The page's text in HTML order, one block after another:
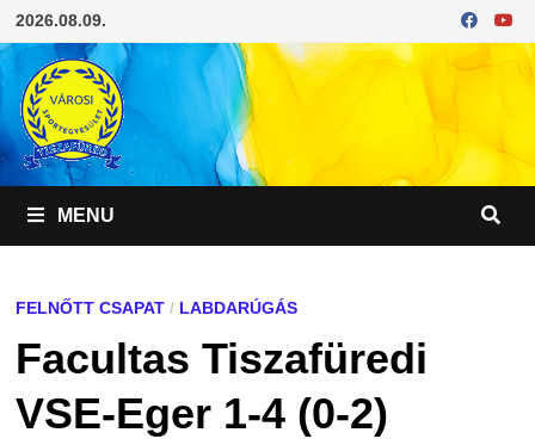
Skip
to
content
2026.08.09.
MENU
FELNŐTT CSAPAT/ LABDARÚGÁS
Facultas Tiszafüredi
VSE-Eger 1-4 (0-2)